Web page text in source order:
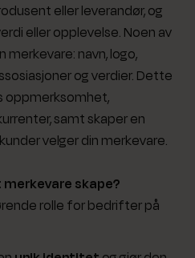
eller leverandør, og
eller opplevelse. Noen av
navn, logo,
og verdier. Dette
oppmerksomhet,
samt skaper en
velger din merkevare.
skape?
rolle for bedrifter på